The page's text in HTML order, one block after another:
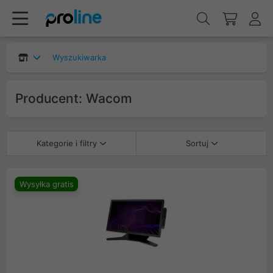
Wyszukiwarka
Producent: Wacom
Kategorie i filtry Sortuj
Wysyłka gratis